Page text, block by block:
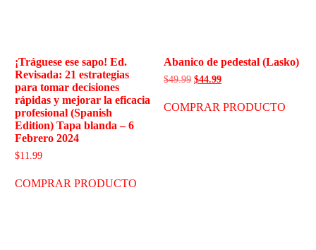
¡Tráguese ese sapo! Ed.
Revisada: 21 estrategias
para tomar decisiones
rápidas y mejorar la eficacia
profesional (Spanish
Edition) Tapa blanda – 6
Febrero 2024
$11.99
COMPRAR PRODUCTO
Abanico de pedestal (Lasko)
$49.99 $44.99
COMPRAR PRODUCTO